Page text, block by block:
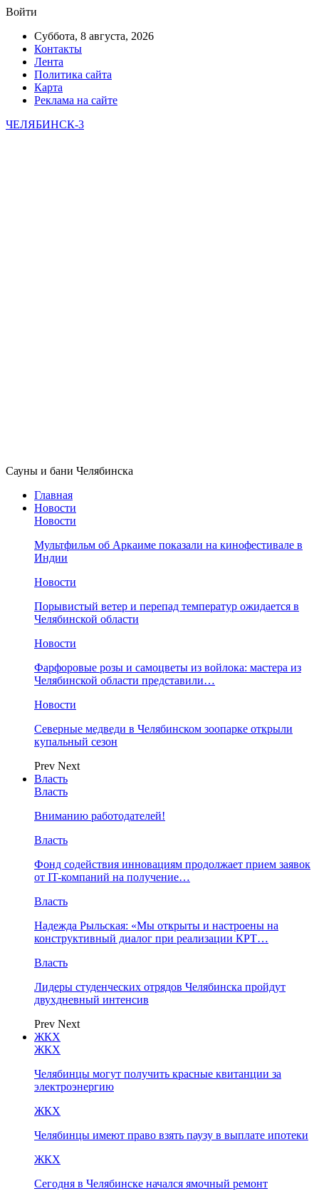
Войти
Суббота, 8 августа, 2026
Контакты
Лента
Политика сайта
Карта
Реклама на сайте
ЧЕЛЯБИНСК-3
Сауны и бани Челябинска
Главная
Новости
Новости
Мультфильм об Аркаиме показали на кинофестивале в
Индии
Новости
Порывистый ветер и перепад температур ожидается в
Челябинской области
Новости
Фарфоровые розы и самоцветы из войлока: мастера из
Челябинской области представили…
Новости
Северные медведи в Челябинском зоопарке открыли
купальный сезон
Prev Next
Власть
Власть
Вниманию работодателей!
Власть
Фонд содействия инновациям продолжает прием заявок
от IT-компаний на получение…
Власть
Надежда Рыльская: «Мы открыты и настроены на
конструктивный диалог при реализации КРТ…
Власть
Лидеры студенческих отрядов Челябинска пройдут
двухдневный интенсив
Prev Next
ЖКХ
ЖКХ
Челябинцы могут получить красные квитанции за
электроэнергию
ЖКХ
Челябинцы имеют право взять паузу в выплате ипотеки
ЖКХ
Сегодня в Челябинске начался ямочный ремонт